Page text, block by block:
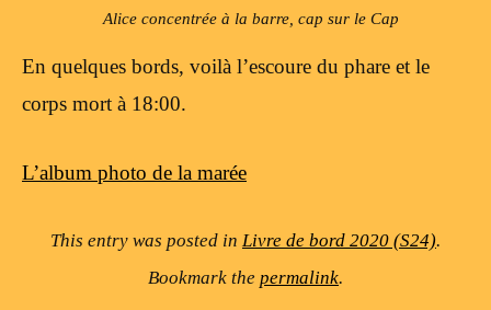
Alice concentrée à la barre, cap sur le Cap
En quelques bords, voilà l’escoure du phare et le
corps mort à 18:00.
L’album photo de la marée
This entry was posted in Livre de bord 2020 (S24).
Bookmark the permalink.